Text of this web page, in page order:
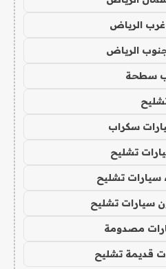
الرياض
الرياض
سطحة
سكراب
تشليح
سيارات تشليح
سيارات تشليح
مصدومة
قديمة تشليح